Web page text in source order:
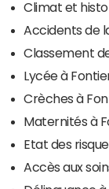
Climat et
Accidents de
Classement
Lycée à
Crèches à
Maternités à
Etat des
Accès aux